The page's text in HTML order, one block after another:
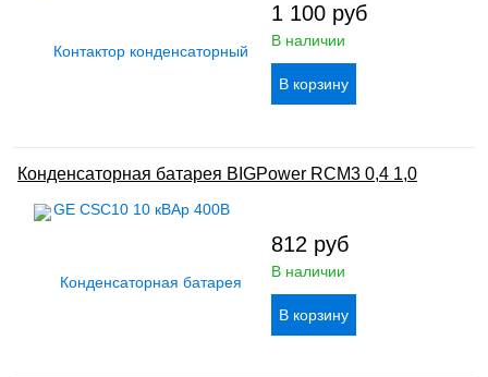
1 100 руб
В наличии
Конденсаторная батарея BIGPower RCM3 0,4 1,0
812 руб
В наличии